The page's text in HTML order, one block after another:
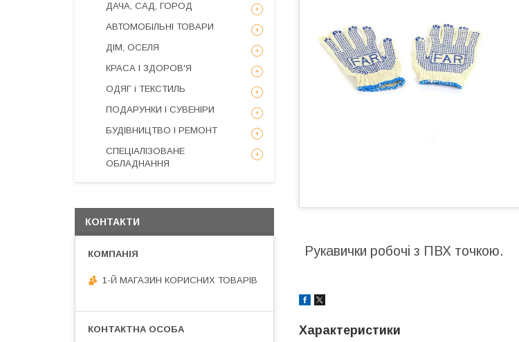
Рукавички робочі з ПВХ точкою.
Характеристики
ДАЧА, САД, ГОРОД
АВТОМОБІЛЬНІ ТОВАРИ
ДІМ, ОСЕЛЯ
КРАСА І ЗДОРОВ'Я
ОДЯГ і ТЕКСТИЛЬ
ПОДАРУНКИ І СУВЕНІРИ
БУДІВНИЦТВО І РЕМОНТ
СПЕЦІАЛІЗОВАНЕ
ОБЛАДНАННЯ
КОНТАКТИ
1-Й МАГАЗИН КОРИСНИХ ТОВАРІВ